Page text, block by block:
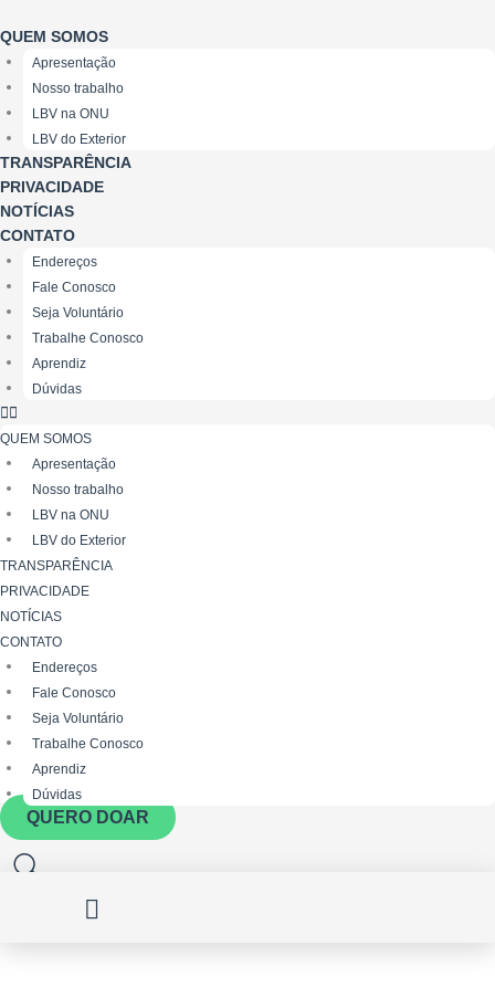
para
o
conteúdo
QUEM SOMOS
Apresentação
Nosso trabalho
LBV na ONU
LBV do Exterior
TRANSPARÊNCIA
PRIVACIDADE
NOTÍCIAS
CONTATO
Endereços
Fale Conosco
Seja Voluntário
Trabalhe Conosco
Aprendiz
Dúvidas
QUEM SOMOS
Apresentação
Nosso trabalho
LBV na ONU
LBV do Exterior
TRANSPARÊNCIA
PRIVACIDADE
NOTÍCIAS
CONTATO
Endereços
Fale Conosco
Seja Voluntário
Trabalhe Conosco
Aprendiz
Dúvidas
QUERO DOAR